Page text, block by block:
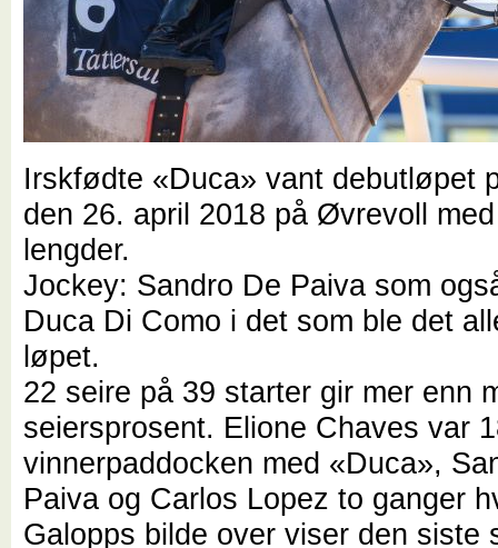
Irskfødte «Duca» vant debutløpet
den 26. april 2018 på Øvrevoll
lengder.
Jockey: Sandro De Paiva som
Duca Di Como i det som ble det
løpet.
22 seire på 39 starter gir mer enn
seiersprosent. Elione Chaves var
vinnerpaddocken med «Duca»,
Paiva og Carlos Lopez to ganger
Galopps bilde over viser den siste